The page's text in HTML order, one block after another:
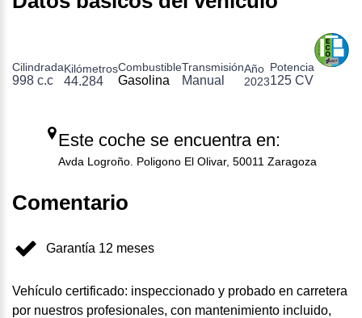
Cilindrada
998 c.c
Kilómetros
44.284
Combustible
Gasolina
Transmisión
Manual
Año
2023
Potencia
125 CV
Este coche se encuentra en:
Avda Logroño. Poligono El Olivar, 50011 Zaragoza
Comentario
Garantía 12 meses
Vehículo certificado: inspeccionado y probado en carretera
por nuestros profesionales, con mantenimiento incluido,